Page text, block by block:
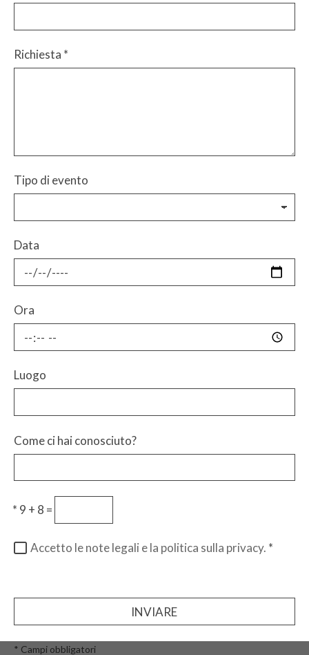
Richiesta *
Tipo di evento
Data
Ora
Luogo
Come ci hai conosciuto?
* 9 + 8 =
Accetto le note legali e la politica sulla privacy. *
INVIARE
* Campi obbligatori